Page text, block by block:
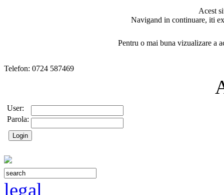
Acest
Navigand in continuare, iti
Pentru o mai buna vizualizare a
Telefon: 0724 587469
User:
Parola:
legal